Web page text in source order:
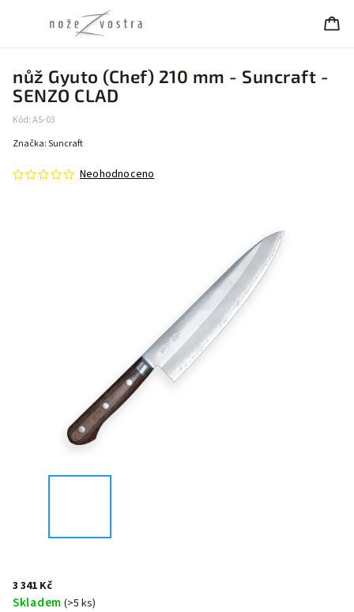
nůž Gyuto (Chef) 210 mm - Suncraft -
SENZO CLAD
Kód:AS-03
Neohodnoceno
Značka:Suncraft
3 341 Kč
Skladem (>5 ks)